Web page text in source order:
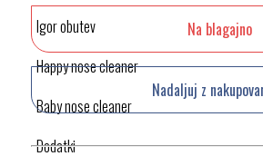
Na blagajno
Nadaljuj z
Igor obutev
Happy nose cleaner
Baby nose cleaner
Dodatki